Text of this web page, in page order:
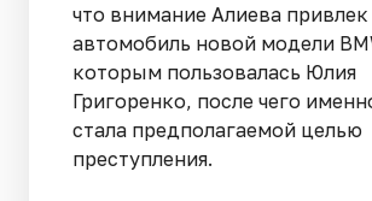
что внимание Алиева привлек
автомобиль новой модели
которым пользовалась Юлия
Григоренко, после чего
стала предполагаемой целью
преступления.